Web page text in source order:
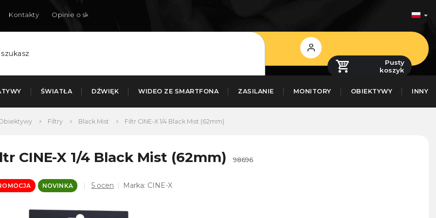
Kontakty Opinie o sklepie
Zaloguj
się
Pusty
koszyk
ŚWIATŁA DŹWIĘK WIDEO ZE SMARTFONA ZASILANIE MONITORY OBIEKTYWY INNY
Filtry Black Mist Filtr CINE-X 1/4 Black Mist (62mm)
CINE-X 1/4 Black Mist (62mm) 98696
NOVINKA
Średnia
wynosi
5 ocen Marka: CINE-X